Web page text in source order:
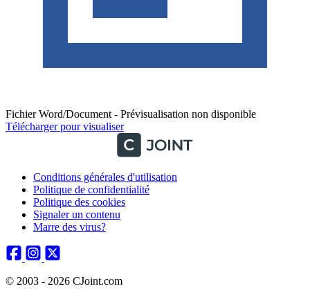
Fichier Word/Document - Prévisualisation non disponible
Télécharger pour visualiser
Conditions générales d'utilisation
Politique de confidentialité
Politique des cookies
Signaler un contenu
Marre des virus?
© 2003 - 2026 CJoint.com